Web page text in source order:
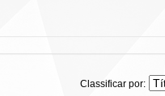
Classificar por: